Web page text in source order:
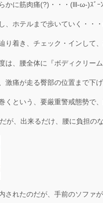
かに筋肉痛(?)・・・(lll-ω-)ｽﾞｰ
、ホテルまで歩いていく・・
り着き、チェック・インして、
は、腰全体に『ボディクリー
激痛が走る臀部の位置まで下
くという、要厳重警戒態勢で
が、出来るだけ、腰に負担の
されたのだが、手前のソファ